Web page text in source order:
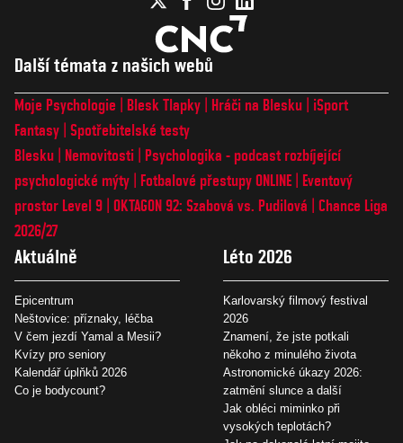
Další témata z našich webů
Moje Psychologie Blesk Tlapky Hráči na Blesku
iSport
Fantasy Spotřebitelské testy
Blesku
Nemovitosti
Psychologika - podcast rozbíjející
psychologické mýty
Fotbalové přestupy ONLINE
Eventový
prostor Level 9 OKTAGON 92: Szabová vs. Pudilová
Chance Liga
2026/27
Aktuálně
Epicentrum
Neštovice: příznaky, léčba
V čem jezdí Yamal a Mesii?
Kvízy pro seniory
Kalendář úplňků 2026
Co je bodycount?
Léto 2026
Karlovarský filmový festival
2026
Znamení, že jste potkali
někoho z minulého života
Astronomické úkazy 2026:
zatmění slunce a další
Jak obléci miminko při
vysokých teplotách?